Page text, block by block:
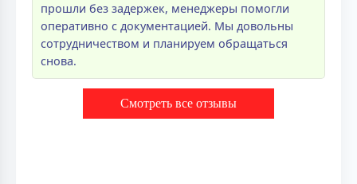
прошли без задержек, менеджеры помогли
оперативно с документацией. Мы довольны
сотрудничеством и планируем обращаться
снова.
Смотреть все отзывы